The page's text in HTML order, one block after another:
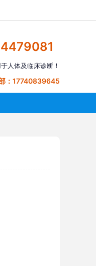
人体及临床诊断！
：17740839645